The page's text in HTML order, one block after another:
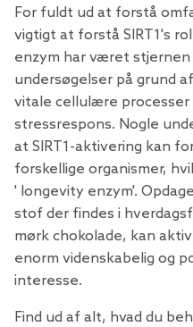
For fuldt ud at forstå
vigtigt at forstå SIRT1's
enzym har været stjernen
undersøgelser på grund
vitale cellulære processer
stressrespons. Nogle
at SIRT1-aktivering kan
forskellige organismer,
' longevity enzym'.
stof der findes i
mørk chokolade, kan
enorm videnskabelig og
interesse.
Find ud af alt, hvad du